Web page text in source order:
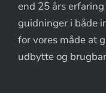
end 25 års
guidninger i både
for vores måde at
udbytte og